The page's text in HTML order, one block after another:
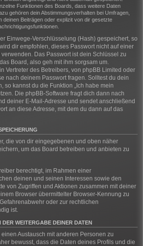
Funktionen des Boards, dass weitere Daten
gehören dein Abstimmungsverhalten bei Umfragen,
deinen Beiträgen oder explizit von dir gesetzte
Einwege-Verschlüsselung (Hash) gespeichert, so
dir empfohlen, dieses Passwort nicht auf einer
Das Passwort ist dein Schlüssel zu
Board, also geh mit ihm sorgsam um.
Vertreter des Betreibers, von phpBB Limited oder
nach deinem Passwort fragen. Solltest du dein
so kannst du die Funktion „Ich habe mein
Die phpBB-Software fragt dich dann nach
deiner E-Mail-Adresse und sendet anschließend
an diese Adresse, mit dem du dann auf das
die von dir eingegebenen und oben näher
um das Board betreiben und anbieten zu
berechtigt, im Rahmen einer
deinen und seinen Interessen sowie den
von Zugriffen und Aktionen zusammen mit deiner
Browser übermittelter Browser-Kennung zu
oder zur rechtlichen
ist.
WEITERGABE DEINER DATEN
Austausch mit anderen Personen zu
bewusst, dass die Daten deines Profils und die